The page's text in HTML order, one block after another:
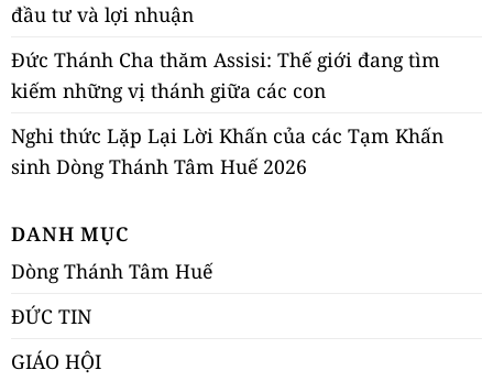
đầu tư và lợi nhuận
Đức Thánh Cha thăm Assisi: Thế giới đang tìm
kiếm những vị thánh giữa các con
Nghi thức Lặp Lại Lời Khấn của các Tạm Khấn
sinh Dòng Thánh Tâm Huế 2026
DANH MỤC
Dòng Thánh Tâm Huế
ĐỨC TIN
GIÁO HỘI